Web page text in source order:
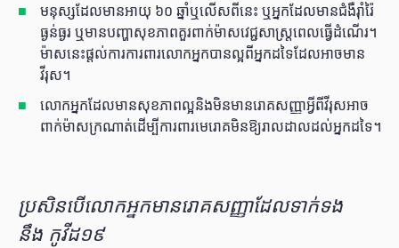
មនុស្សដែលមានអាយុ ៦០ ឆ្នាំឬលើសពីនេះ ឬអ្នកដែលមានជំងឺរ៉ាំរ៉ៃ
ធ្ងន់ធ្ងរ ឬមានបញ្ហាសុខភាពគួរពាក់ម៉ាសវេជ្ជសាស្ត្រពេលធ្វើដំណើរ។
ម៉ាសនេះផ្តល់ការការពារលោកអ្នកបានល្អពីអ្នកដទៃដែលអាចមាន
វីរុស។
លោកអ្នកដែលមានសុខភាពល្អនិងមិនមានរោគសញ្ញាអ្វីពីវីរុសអាច
ពាក់ម៉ាសក្រណាត់ដើម្បីការពារមេរោគមិនឱ្យរាលដាលដល់អ្នកដទៃ។
ប្រសិ​នបើលោកអ្នកមានរោគសញ្ញាដែលទាក់ទង
នឹង កូវីដ១៩